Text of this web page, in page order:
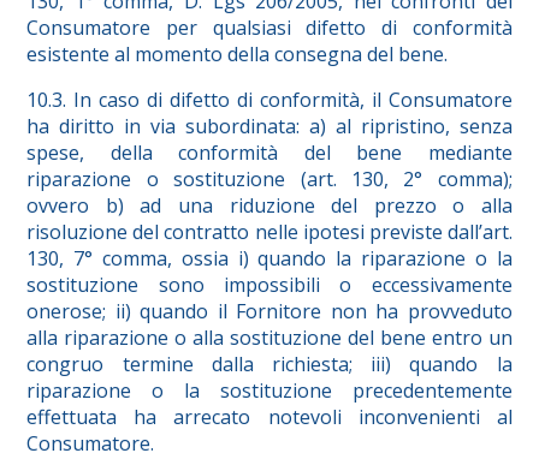
Consumatore per qualsiasi difetto di conformità
esistente al momento della consegna del bene.
10.3. In caso di difetto di conformità, il Consumatore
ha diritto in via subordinata: a) al ripristino, senza
spese, della conformità del bene mediante
riparazione o sostituzione (art. 130, 2° comma);
ovvero b) ad una riduzione del prezzo o alla
risoluzione del contratto nelle ipotesi previste dall’art.
130, 7° comma, ossia i) quando la riparazione o la
sostituzione sono impossibili o eccessivamente
onerose; ii) quando il Fornitore non ha provveduto
alla riparazione o alla sostituzione del bene entro un
congruo termine dalla richiesta; iii) quando la
riparazione o la sostituzione precedentemente
effettuata ha arrecato notevoli inconvenienti al
Consumatore.